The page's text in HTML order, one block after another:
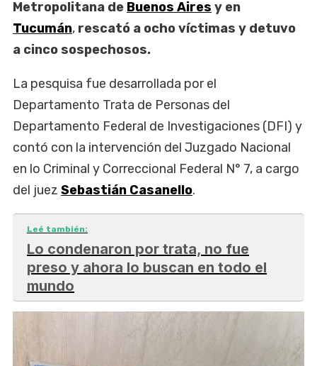
Metropolitana de Buenos Aires y en
Tucumán, rescató a ocho víctimas y detuvo
a cinco sospechosos.
La pesquisa fue desarrollada por el
Departamento Trata de Personas del
Departamento Federal de Investigaciones (DFI) y
contó con la intervención del Juzgado Nacional
en lo Criminal y Correccional Federal N° 7, a cargo
del juez Sebastián Casanello.
Leé también:
Lo condenaron por trata, no fue
preso y ahora lo buscan en todo el
mundo